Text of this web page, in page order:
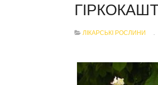
ЛІКАРСЬКІ РОСЛИНИ